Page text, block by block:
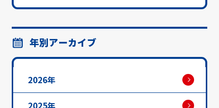
年別アーカイブ
2026年
2025年